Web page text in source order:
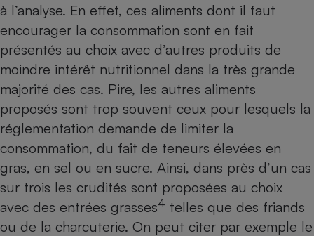
à l’analyse. En effet, ces aliments dont il faut
encourager la consommation sont en fait
présentés au choix avec d’autres produits de
moindre intérêt nutritionnel dans la très grande
majorité des cas. Pire, les autres aliments
proposés sont trop souvent ceux pour lesquels la
réglementation demande de limiter la
consommation, du fait de teneurs élevées en
gras, en sel ou en sucre. Ainsi, dans près d’un cas
sur trois les crudités sont proposées au choix
avec des entrées grasses4 telles que des friands
ou de la charcuterie. On peut citer par exemple le